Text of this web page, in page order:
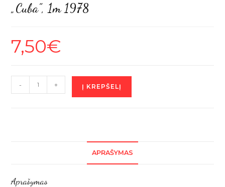
„Cuba”, 1m 1978
7,50€
produkto
kiekis:
1m
- + Į KREPŠELĮ
APRAŠYMAS
Aprašymas